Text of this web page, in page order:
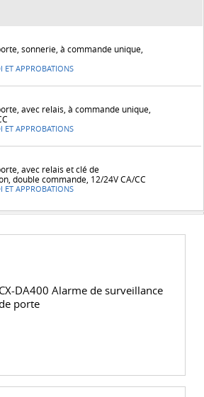
sonnerie, à commande unique,
ET APPROBATIONS
avec relais, à commande unique,
ET APPROBATIONS
avec relais et clé de
double commande, 12/24V CA/CC
ET APPROBATIONS
CX-DA400 Alarme de surveillance
porte